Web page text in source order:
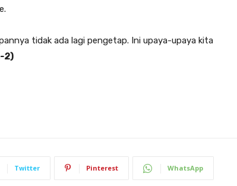
tidak ada lagi pengetap. Ini upaya-upaya kita
2)
Twitter Pinterest WhatsApp